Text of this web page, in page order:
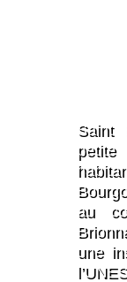
Saint
au
une